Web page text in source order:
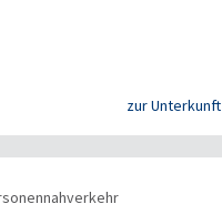
zur Unterkunft